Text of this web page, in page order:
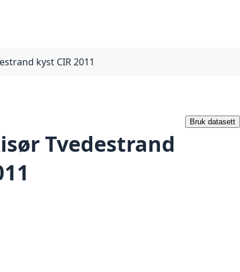
kyst CIR 2011
Tvedestrand
Bruk datasett